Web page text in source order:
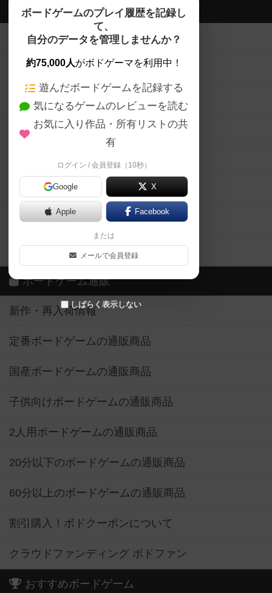
ボードゲームのプレイ履歴を記録し
て、
自分のデータを管理しませんか？
約75,000人がボドゲーマを利用中！
遊んだボードゲームを記録する
気になるゲームのレビューを読む
お気に入り作品・所有リストの共
有
ログイン / 会員登録（10秒）
Google X
Apple Facebook
または
メールで会員登録
しばらく表示しない
ボドゲーマTOP
ボードゲームを検索する
ボードゲームの新着レビュー
ボードゲーム会情報
メカニクス特集
掲示板・トピックス
ボドとも・会員一覧
ボードゲーム業界コラム
ボドゲーマご利用案内
ボードゲーム通販
新作・再入荷情報
定番ボードゲームの通販商品
国産ボードゲームの通販商品
子供向けボードゲームの通販商品
2人用ボードゲームの通販商品
20分以下のボードゲームの通販商品
60分以上のボードゲームの通販商品
割引購入！ボドクーポンについて
クラウドファンディング ボドファン
おすすめボードゲーム